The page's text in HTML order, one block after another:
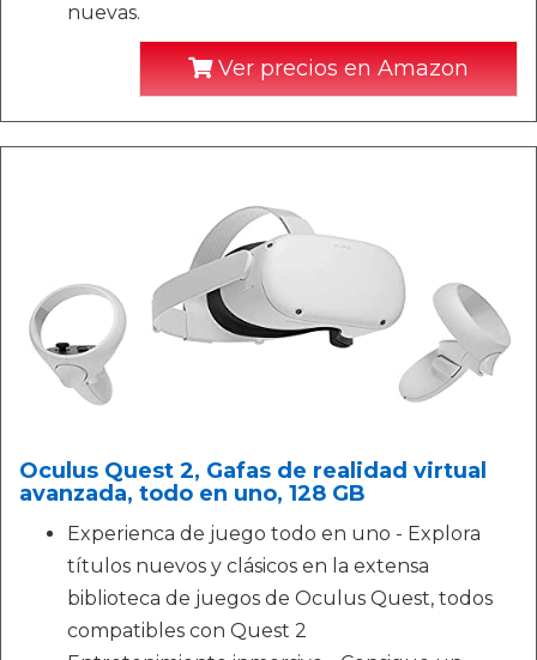
nuevas.
Ver precios en Amazon
Oculus Quest 2, Gafas de realidad virtual
avanzada, todo en uno, 128 GB
Experienca de juego todo en uno - Explora
títulos nuevos y clásicos en la extensa
biblioteca de juegos de Oculus Quest, todos
compatibles con Quest 2